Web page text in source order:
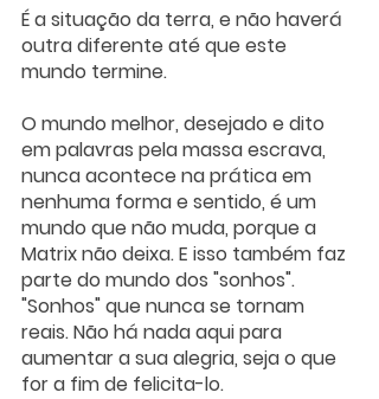
É a situação da terra, e não haverá
outra diferente até que este
mundo termine.
O mundo melhor, desejado e dito
em palavras pela massa escrava,
nunca acontece na prática em
nenhuma forma e sentido, é um
mundo que não muda, porque a
Matrix não deixa. E isso também faz
parte do mundo dos "sonhos".
"Sonhos" que nunca se tornam
reais. Não há nada aqui para
aumentar a sua alegria, seja o que
for a fim de felicita-lo.